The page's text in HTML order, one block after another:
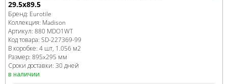
29.5x89.5
Бренд: Eurotile
Коллекция: Madison
Артикул: 880 MDO1WT
Код товара: SD-227369-99
В коробке: 4 шт, 1.056 м2
Размер: 895x295 мм
Сроки доставки: 30 дней
в наличии